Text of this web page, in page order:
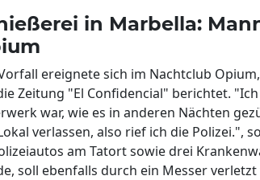
in Marbella:
ereignete sich im Nachtclub
Zeitung "El Confidencial" berichtet.
war, wie es in anderen Nächten
verlassen, also rief ich die Polizei.",
am Tatort sowie drei
soll ebenfalls durch ein Messer